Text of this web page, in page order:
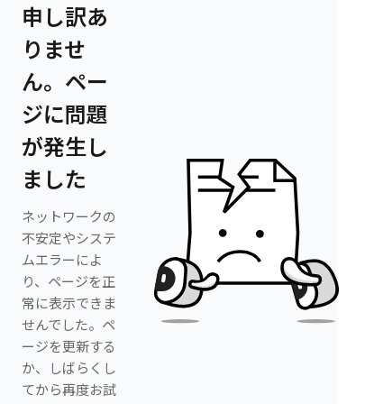
申し訳あ
りませ
ん。ペー
ジに問題
が発生し
ました
ネットワークの
不安定やシステ
ムエラーによ
り、ページを正
常に表示できま
せんでした。ペ
ージを更新する
か、しばらくし
てから再度お試